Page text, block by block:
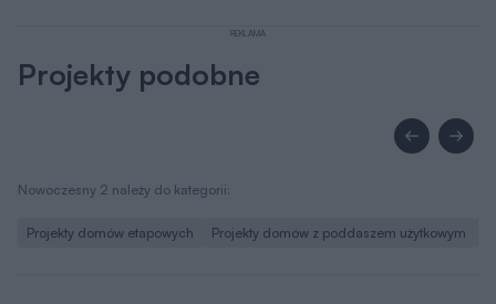
REKLAMA
Projekty podobne
Nowoczesny 2 należy do kategorii:
Projekty domów etapowych Projekty domów z poddaszem użytkowym